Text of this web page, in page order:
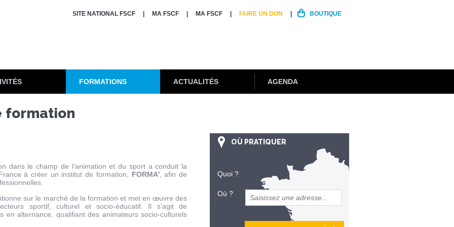
SITE NATIONAL FSCF MA FSCF MA FSCF FAIRE UN DON BOUTIQUE
FORMATIONS ACTUALITÉS AGENDA
formation
dans le champ de l’animation et du sport a conduit la
à créer un institut de formation, FORMA', afin de
sur le marché de la formation et met en œuvre des
sportif, culturel et socio-éducatif. Il s’agit de
en alternance, qualifiant des animateurs socio-culturels
OÙ PRATIQUER
Quoi ?
Où ?
et